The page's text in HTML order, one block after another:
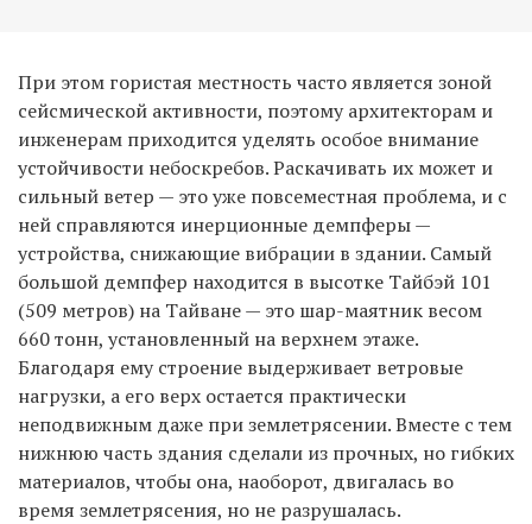
При этом гористая местность часто является зоной
сейсмической активности, поэтому архитекторам и
инженерам приходится уделять особое внимание
устойчивости небоскребов. Раскачивать их может и
сильный ветер — это уже повсеместная проблема, и с
ней справляются инерционные демпферы —
устройства, снижающие вибрации в здании. Самый
большой демпфер находится в высотке Тайбэй 101
(509 метров) на Тайване — это шар-маятник весом
660 тонн, установленный на верхнем этаже.
Благодаря ему строение выдерживает ветровые
нагрузки, а его верх остается практически
неподвижным даже при землетрясении. Вместе с тем
нижнюю часть здания сделали из прочных, но гибких
материалов, чтобы она, наоборот, двигалась во
время землетрясения, но не разрушалась.